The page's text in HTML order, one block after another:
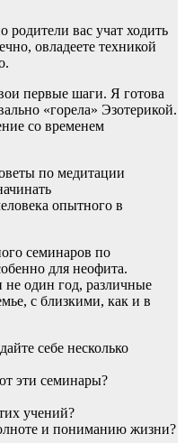
родители вас учат ходить
овладеете техникой
первые шаги. Я готова
«горела» Эзотерикой.
со временем
по медитации
опытного в
семинаров по
для неофита.
один год, различные
с близкими, как и в
себе несколько
эти семинары?
учений?
и пониманию жизни?